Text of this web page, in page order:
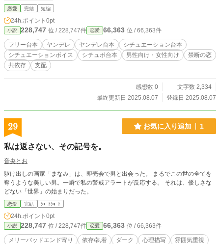
恋愛 完結 短編
24h.ポイント 0pt
小説 228,747 位 / 228,747件 恋愛 66,363 位 / 66,363件
フリー台本 ヤンデレ ヤンデレ台本
シチュエーション台本
シチュエーションボイス
シチュボ台本 男性向け・女性向け
禁断の恋
共依存
支配
感想数 0
文字数 2,334
最終更新日 2025.08.07
登録日 2025.08.07
29 お気に入り追加 1
私は返さない、その記号を。
音央とお
駆け出しの画家「まなみ」は、即売会で男と出会った。 まるでこの世の全てを
奪うような美しい男。一瞬で私の警戒アラートが反応する。 それは、優しさな
どない「世界」の始まりだった。
恋愛 完結 ｼｮｰﾄｼｮｰﾄ
24h.ポイント 0pt
小説 228,747 位 / 228,747件 恋愛 66,363 位 / 66,363件
メリーバッドエンド寄り 依存/執着 ダーク 心理描写
雰囲気重視